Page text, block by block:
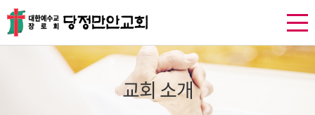
교회 소개